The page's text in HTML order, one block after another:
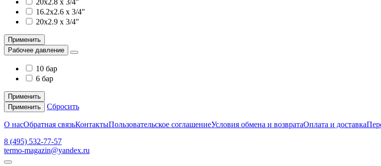
20х2.8 x 3/4"
16.2х2.6 x 3/4"
20х2.9 x 3/4"
Применить
Рабочее давление
10 бар
6 бар
Применить
Применить
Сбросить
О насОбратная связьКонтактыПользовательское соглашениеУсловия обмена и возвратаОплата и доставка
8 (495) 532-77-57
termo-magazin@yandex.ru